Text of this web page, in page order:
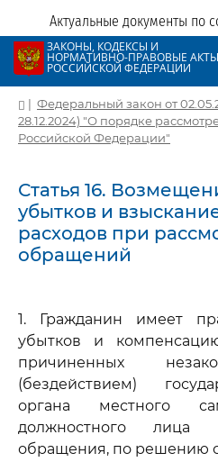
Актуальные документы по
ЗАКОНЫ, КОДЕКСЫ И
НОРМАТИВНО-ПРАВОВЫЕ АКТЫ
РОССИЙСКОЙ ФЕДЕРАЦИИ
| Федеральный закон от
28.12.2024) "О порядке
Российской Федерации"
Статья 16.
убытков и
расходов при
обращений
1. Гражданин имеет
убытков и
причиненных
(бездействием)
органа местного
должностного лица
обращения, по решению